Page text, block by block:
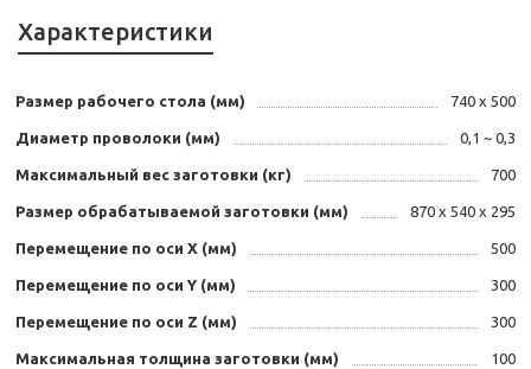
Характеристики
Размер рабочего стола (мм) 740 х 500
Диаметр проволоки (мм) 0,1 ~ 0,3
Максимальный вес заготовки (кг) 700
Размер обрабатываемой заготовки (мм) 870 х 540 х 295
Перемещение по оси X (мм) 500
Перемещение по оси Y (мм) 300
Перемещение по оси Z (мм) 300
Максимальная толщина заготовки (мм) 100